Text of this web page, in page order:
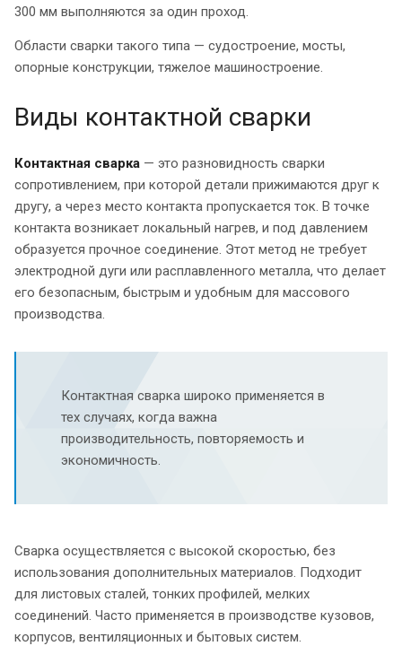
300 мм выполняются за один проход.
Области сварки такого типа — судостроение, мосты,
опорные конструкции, тяжелое машиностроение.
Виды контактной сварки
Контактная сварка — это разновидность сварки
сопротивлением, при которой детали прижимаются друг к
другу, а через место контакта пропускается ток. В точке
контакта возникает локальный нагрев, и под давлением
образуется прочное соединение. Этот метод не требует
электродной дуги или расплавленного металла, что делает
его безопасным, быстрым и удобным для массового
производства.
Контактная сварка широко применяется в
тех случаях, когда важна
производительность, повторяемость и
экономичность.
Сварка осуществляется с высокой скоростью, без
использования дополнительных материалов. Подходит
для листовых сталей, тонких профилей, мелких
соединений. Часто применяется в производстве кузовов,
корпусов, вентиляционных и бытовых систем.